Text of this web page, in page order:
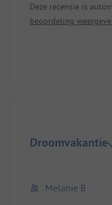
Deze recensie is
beoordeling
Droomvakantie
Melanie B